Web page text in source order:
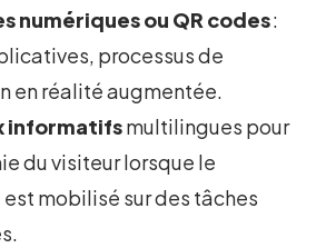
numériques ou QR codes:
processus de
en réalité augmentée.
informatifsmultilingues pour
du visiteur lorsque le
mobilisé sur des tâches